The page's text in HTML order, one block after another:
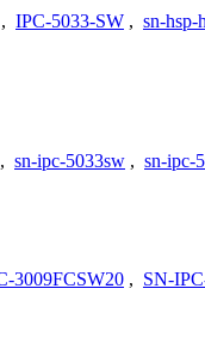
, IPC-5033-SW , sn-hsp-
, sn-ipc-5033sw , sn-ipc-
3009FCSW20 , SN-